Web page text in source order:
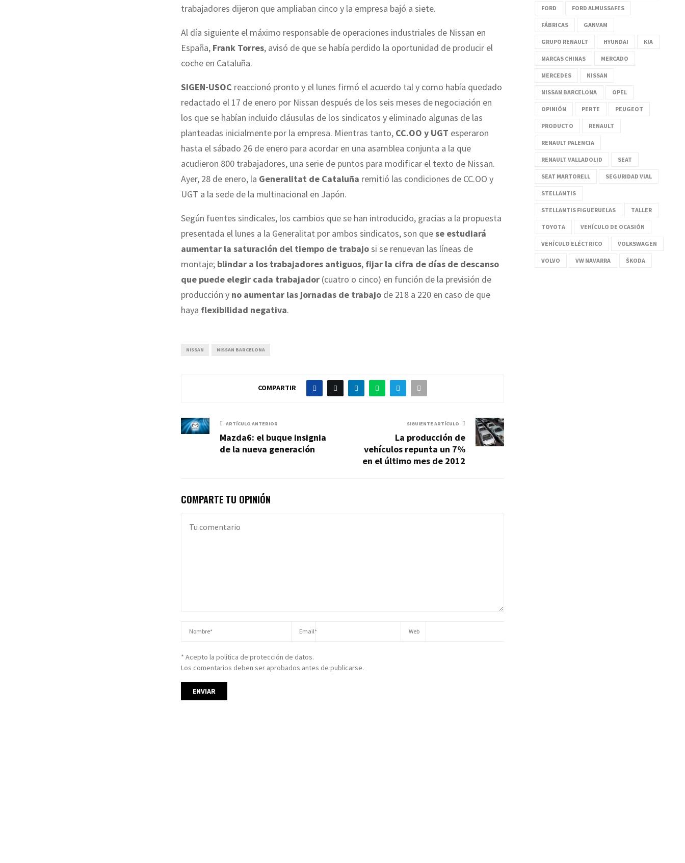
trabajadores dijeron que ampliaban cinco y la empresa bajó a siete.
Al día siguiente el máximo responsable de operaciones industriales de Nissan en
España, Frank Torres, avisó de que se había perdido la oportunidad de producir el
coche en Cataluña.
SIGEN-USOC reaccionó pronto y el lunes firmó el acuerdo tal y como había quedado
redactado el 17 de enero por Nissan después de los seis meses de negociación en
los que se habían incluido cláusulas de los sindicatos y eliminado algunas de las
planteadas inicialmente por la empresa. Mientras tanto, CC.OO y UGT esperaron
hasta el sábado 26 de enero para acordar en una asamblea conjunta a la que
acudieron 800 trabajadores, una serie de puntos para modificar el texto de Nissan.
Ayer, 28 de enero, la Generalitat de Cataluña remitió las condiciones de CC.OO y
UGT a la sede de la multinacional en Japón.
Según fuentes sindicales, los cambios que se han introducido, gracias a la propuesta
presentada el lunes a la Generalitat por ambos sindicatos, son quese estudiará
aumentar la saturación del tiempo de trabajosi se renuevan las líneas de
montaje; blindar a los trabajadores antiguos, fijar la cifra de días de descanso
que puede elegir cada trabajador (cuatro o cinco) en función de la previsión de
producción y no aumentar las jornadas de trabajo de 218 a 220 en caso de que
haya flexibilidad negativa.
NISSAN NISSAN BARCELONA
COMPARTIR
ARTÍCULO ANTERIOR
Mazda6: el buque insignia
de la nueva generación
SIGUIENTE ARTÍCULO
La producción de
vehículos repunta un 7%
en el último mes de 2012
COMPARTE TU OPINIÓN
* Acepto la política de protección de datos.
Los comentarios deben ser aprobados antes de publicarse.
FORD FORD ALMUSSAFES
FÁBRICAS GANVAM
GRUPO RENAULT HYUNDAI KIA
MARCAS CHINAS MERCADO
MERCEDES NISSAN
NISSAN BARCELONA OPEL
OPINIÓN PERTE PEUGEOT
PRODUCTO RENAULT
RENAULT PALENCIA
RENAULT VALLADOLID SEAT
SEAT MARTORELL SEGURIDAD VIAL
STELLANTIS
STELLANTIS FIGUERUELAS TALLER
TOYOTA VEHÍCULO DE OCASIÓN
VEHÍCULO ELÉCTRICO VOLKSWAGEN
VOLVO VW NAVARRA ŠKODA